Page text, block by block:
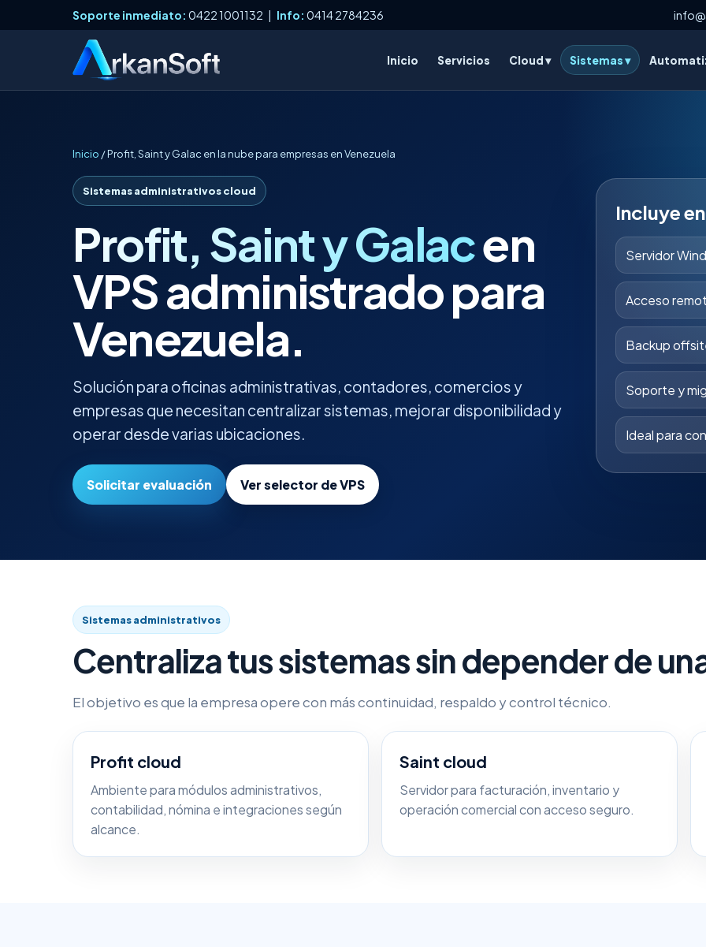
Soporte inmediato: 0422 1001132 | Info: 0414 2784236
Inicio Servicios Cloud ▾ Sistemas ▾
Inicio / Profit, Saint y Galac en la nube para empresas en Venezuela
Sistemas administrativos cloud
Profit, Saint y Galacen
VPS administrado para
Venezuela.
Solución para oficinas administrativas, contadores, comercios y
empresas que necesitan centralizar sistemas, mejorar disponibilidad y
operar desde varias ubicaciones.
Solicitar evaluación Ver selector de VPS
Incluye
Servidor
Acceso
Backup
Soporte y
Ideal para
Sistemas administrativos
Centraliza tus sistemas sin depender de
El objetivo es que la empresa opere con más continuidad, respaldo y control técnico.
Profit cloud
Ambiente para módulos administrativos,
contabilidad, nómina e integraciones según
alcance.
Saint cloud
Servidor para facturación, inventario y
operación comercial con acceso seguro.